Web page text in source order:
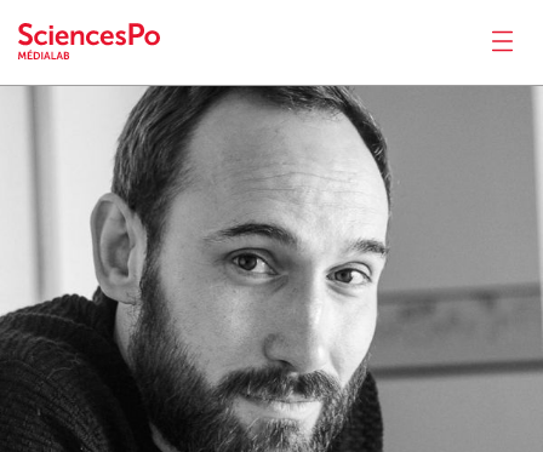
Actualités
Productions
Activités
Outils
Séminaire
Guillaume Lachenal